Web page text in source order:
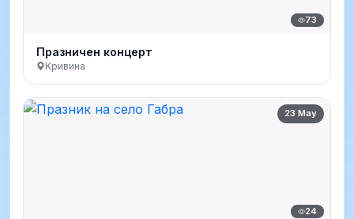
73
Празничен концерт
Кривина
23 May
24